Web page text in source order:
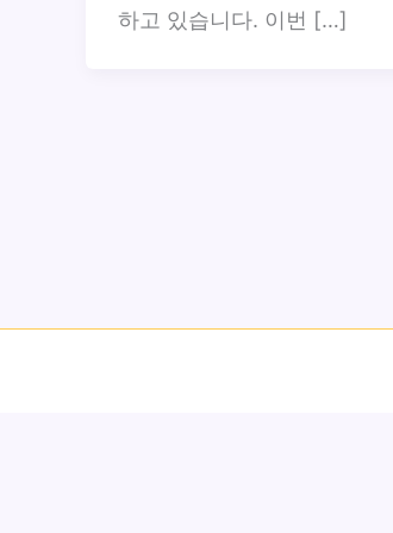
하고 있습니다. 이번 […]